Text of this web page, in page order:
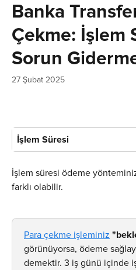
Banka
Çekme: İşlem
Sorun
27 Şubat 2025
İşlem Süresi
İşlem süresi ödeme
farklı olabilir.
Para çekme işleminiz
görünüyorsa, ödeme
demektir. 3 iş günü içinde